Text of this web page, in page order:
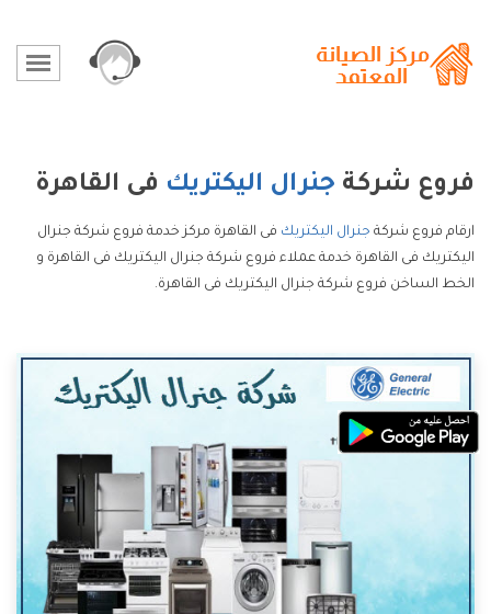
فروع شركة جنرال اليكتريك فى القاهرة
ارقام فروع شركة جنرال اليكتريك فى القاهرة مركز خدمة فروع شركة جنرال
اليكتريك فى القاهرة خدمة عملاء فروع شركة جنرال اليكتريك فى القاهرة و
الخط الساخن فروع شركة جنرال اليكتريك فى القاهرة.